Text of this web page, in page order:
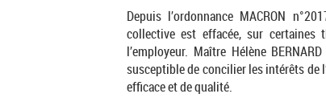
Depuis l’ordonnance MACRON
collective est effacée, sur certaines
l’employeur. Maître Hélène
susceptible de concilier les intérêts de
efficace et de qualité.